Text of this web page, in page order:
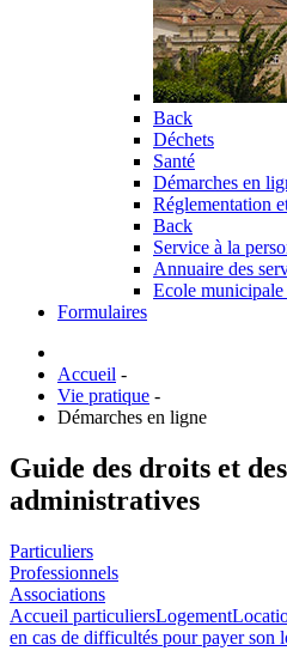
Back
Déchets
Santé
Démarches en
Réglementation
Back
Service à la
Annuaire des
Ecole municipale
Formulaires
Accueil -
Vie pratique -
Démarches en ligne
Guide des droits et
administratives
Particuliers
Professionnels
Associations
Accueil particuliersLogement
en cas de difficultés pour payer son